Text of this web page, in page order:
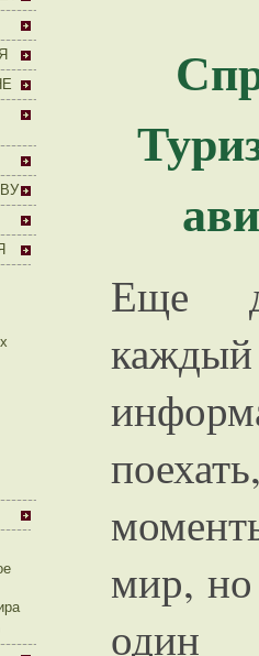
Еще
мир, но
один